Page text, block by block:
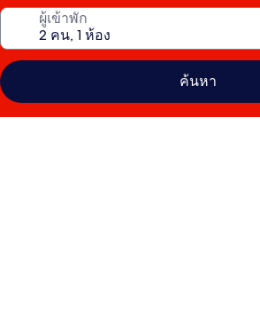
ผู้เข้าพัก
ค้นหา